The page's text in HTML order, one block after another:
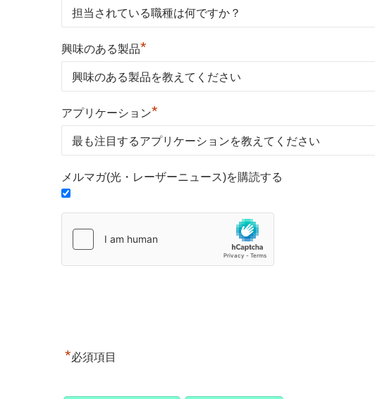
興味のある製品*
アプリケーション*
メルマガ(光・レーザーニュース)を購読する
*必須項目